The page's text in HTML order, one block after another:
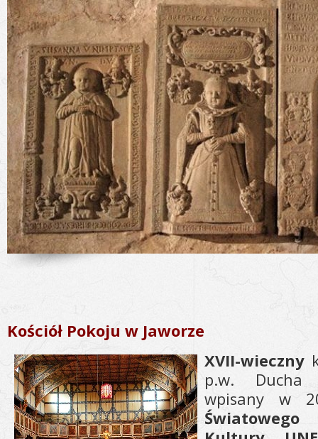
Kościół Pokoju w Jaworze
XVII-wieczny
p.w. Ducha
wpisany w